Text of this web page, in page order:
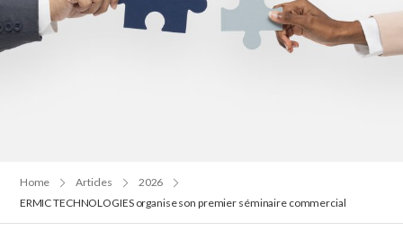
Home Articles
2026
ERMIC TECHNOLOGIES organise son premier séminaire commercial